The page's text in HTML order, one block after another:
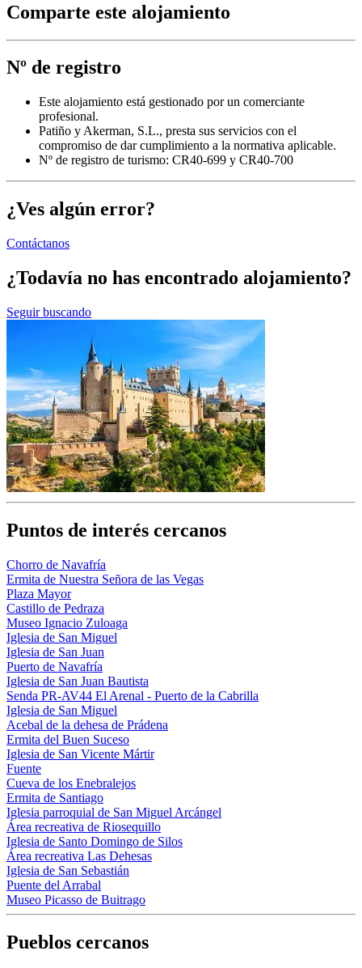
Comparte este alojamiento
Nº de registro
Este alojamiento está gestionado por un comerciante
profesional.
Patiño y Akerman, S.L., presta sus servicios con el
compromiso de dar cumplimiento a la normativa aplicable.
Nº de registro de turismo: CR40-699 y CR40-700
¿Ves algún error?
Contáctanos
¿Todavía no has encontrado alojamiento?
Seguir buscando
Puntos de interés cercanos
Chorro de Navafría
Ermita de Nuestra Señora de las Vegas
Plaza Mayor
Castillo de Pedraza
Museo Ignacio Zuloaga
Iglesia de San Miguel
Iglesia de San Juan
Puerto de Navafría
Iglesia de San Juan Bautista
Senda PR-AV44 El Arenal - Puerto de la Cabrilla
Iglesia de San Miguel
Acebal de la dehesa de Prádena
Ermita del Buen Suceso
Iglesia de San Vicente Mártir
Fuente
Cueva de los Enebralejos
Ermita de Santiago
Iglesia parroquial de San Miguel Arcángel
Área recreativa de Riosequillo
Iglesia de Santo Domingo de Silos
Área recreativa Las Dehesas
Iglesia de San Sebastián
Puente del Arrabal
Museo Picasso de Buitrago
Pueblos cercanos